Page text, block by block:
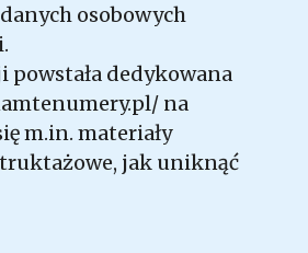
osobowych
powstała dedykowana
na
m.in. materiały
jak uniknąć